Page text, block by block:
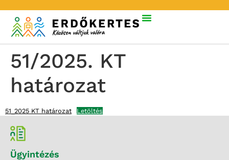
51/2025. KT
határozat
51_2025 KT határozat Letöltés
Ügyintézés